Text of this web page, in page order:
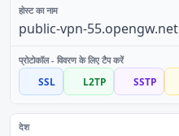
public-vpn-55.opengw.net
SSL L2TP SSTP